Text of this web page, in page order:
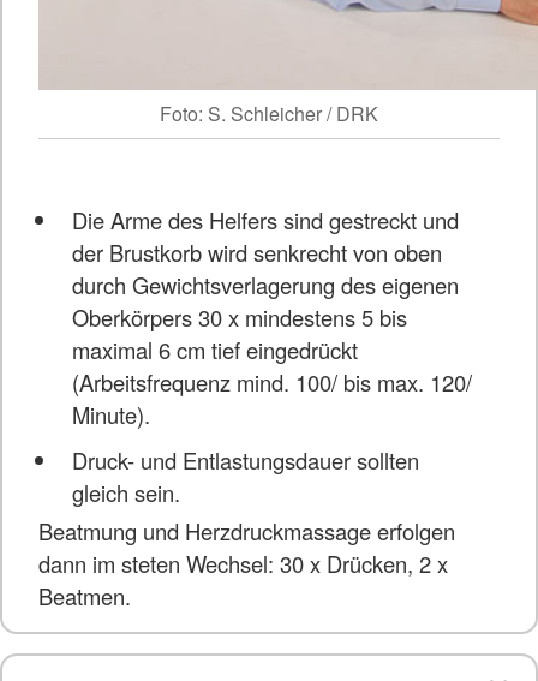
Foto: S. Schleicher / DRK
Die Arme des Helfers sind gestreckt und
der Brustkorb wird senkrecht von oben
durch Gewichtsverlagerung des eigenen
Oberkörpers 30 x mindestens 5 bis
maximal 6 cm tief eingedrückt
(Arbeitsfrequenz mind. 100/ bis max. 120/
Minute).
Druck- und Entlastungsdauer sollten
gleich sein.
Beatmung und Herzdruckmassage erfolgen
dann im steten Wechsel: 30 x Drücken, 2 x
Beatmen.